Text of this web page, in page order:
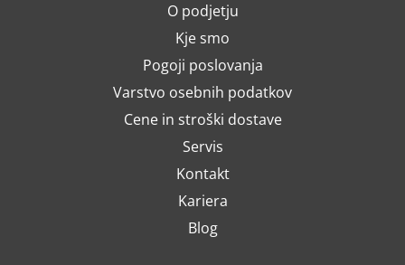
O podjetju
Kje smo
Pogoji poslovanja
Varstvo osebnih podatkov
Cene in stroški dostave
Servis
Kontakt
Kariera
Blog